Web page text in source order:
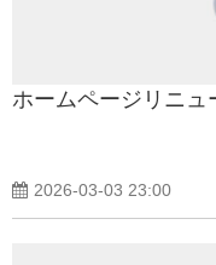
ホームページリニュ
2026-03-03 23:00